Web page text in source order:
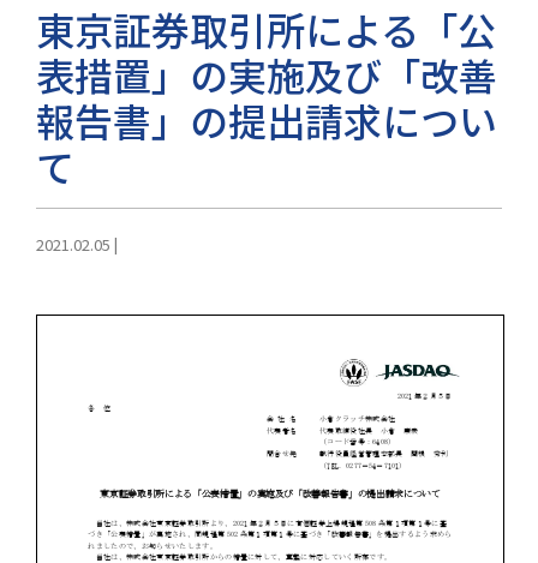
東京証券取引所による「公
表措置」の実施及び「改善
報告書」の提出請求につい
て
2021.02.05 |